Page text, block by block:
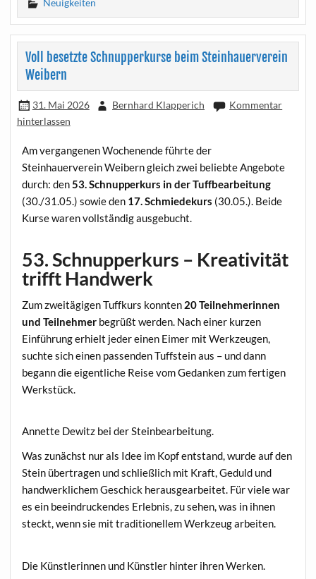
Neuigkeiten
Voll besetzte Schnupperkurse beim Steinhauerverein
Weibern
31. Mai 2026 Bernhard Klapperich
Kommentar
hinterlassen
Am vergangenen Wochenende führte der
Steinhauerverein Weibern gleich zwei beliebte Angebote
durch: den53. Schnupperkurs in der Tuffbearbeitung
(30./31.05.) sowie den 17. Schmiedekurs (30.05.). Beide
Kurse waren vollständig ausgebucht.
53. Schnupperkurs – Kreativität
trifft Handwerk
Zum zweitägigen Tuffkurs konnten 20 Teilnehmerinnen
und Teilnehmer begrüßt werden. Nach einer kurzen
Einführung erhielt jeder einen Eimer mit Werkzeugen,
suchte sich einen passenden Tuffstein aus – und dann
begann die eigentliche Reise vom Gedanken zum fertigen
Werkstück.
Annette Dewitz bei der Steinbearbeitung.
Was zunächst nur als Idee im Kopf entstand, wurde auf den
Stein übertragen und schließlich mit Kraft, Geduld und
handwerklichem Geschick herausgearbeitet. Für viele war
es ein beeindruckendes Erlebnis, zu sehen, was in ihnen
steckt, wenn sie mit traditionellem Werkzeug arbeiten.
Die Künstlerinnen und Künstler hinter ihren Werken.